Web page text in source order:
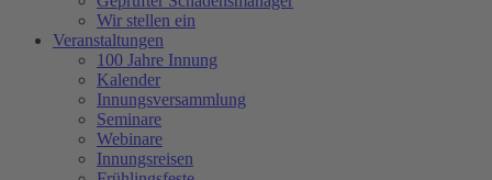
Wir stellen ein
Veranstaltungen
100 Jahre Innung
Kalender
Innungsversammlung
Seminare
Webinare
Innungsreisen